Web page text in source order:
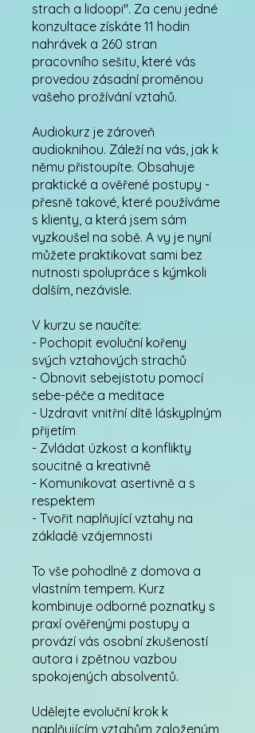
strach a lidoopi". Za cenu jedné
konzultace získáte 11 hodin
nahrávek a 260 stran
pracovního sešitu, které vás
provedou zásadní proměnou
vašeho prožívání vztahů.
Audiokurz je zároveň
audioknihou. Záleží na vás, jak k
němu přistoupíte. Obsahuje
praktické a ověřené postupy -
přesně takové, které používáme
s klienty, a která jsem sám
vyzkoušel na sobě. A vy je nyní
můžete praktikovat sami bez
nutnosti spolupráce s kýmkoli
dalším, nezávisle.
V kurzu se naučíte:
- Pochopit evoluční kořeny
svých vztahových strachů
- Obnovit sebejistotu pomocí
sebe-péče a meditace
- Uzdravit vnitřní dítě láskyplným
přijetím
- Zvládat úzkost a konflikty
soucitně a kreativně
- Komunikovat asertivně a s
respektem
- Tvořit naplňující vztahy na
základě vzájemnosti
To vše pohodlně z domova a
vlastním tempem. Kurz
kombinuje odborné poznatky s
praxí ověřenými postupy a
provází vás osobní zkušeností
autora i zpětnou vazbou
spokojených absolventů.
Udělejte evoluční krok k
naplňujícím vztahům založeným